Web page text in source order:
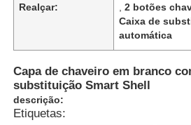
Realçar:
,2 botões
Caixa de
automática
Capa de chaveiro em branco
substituição Smart Shell
descrição:
Etiquetas: